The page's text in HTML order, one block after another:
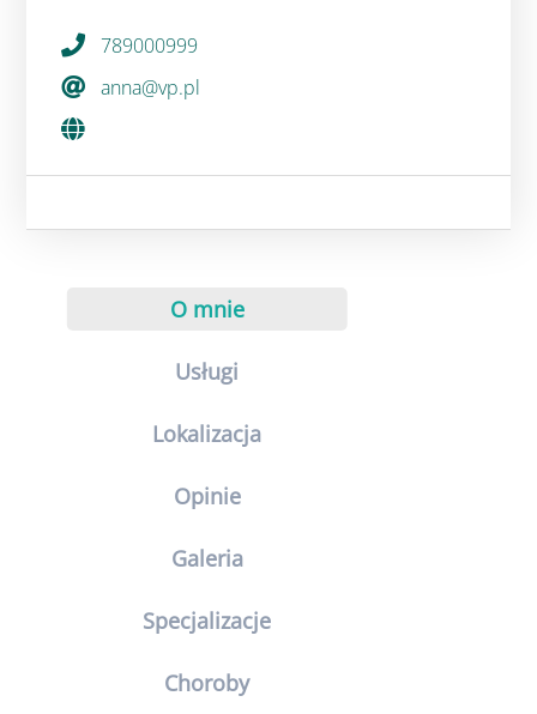
789000999
anna@vp.pl
O mnie
Usługi
Lokalizacja
Opinie
Galeria
Specjalizacje
Choroby